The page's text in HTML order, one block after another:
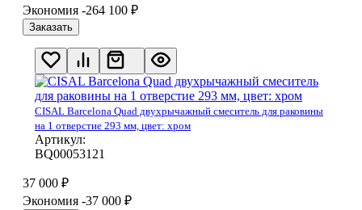
Экономия -264 100 ₽
Заказать
CISAL Barcelona Quad двухрычажный смеситель для раковины
на 1 отверстие 293 мм, цвет: хром
Артикул:
BQ00053121
37 000 ₽
Экономия -37 000 ₽